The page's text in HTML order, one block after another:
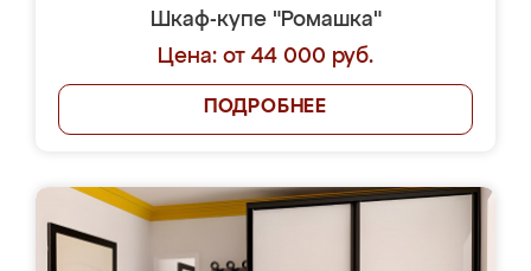
Шкаф-купе "Ромашка"
Цена: от 44 000 руб.
ПОДРОБНЕЕ